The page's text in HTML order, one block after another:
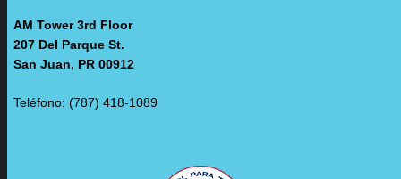
AM Tower 3rd Floor
207 Del Parque St.
San Juan, PR 00912
Teléfono: (787) 418-1089